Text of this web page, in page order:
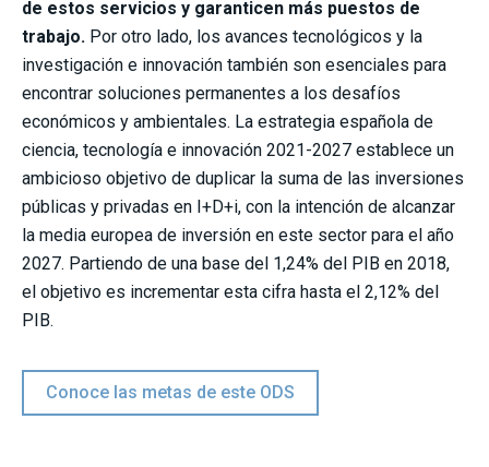
de estos servicios y garanticen más puestos de
trabajo. Por otro lado, los avances tecnológicos y la
investigación e innovación también son esenciales para
encontrar soluciones permanentes a los desafíos
económicos y ambientales. La estrategia española de
ciencia, tecnología e innovación 2021-2027 establece un
ambicioso objetivo de duplicar la suma de las inversiones
públicas y privadas en I+D+i, con la intención de alcanzar
la media europea de inversión en este sector para el año
2027. Partiendo de una base del 1,24% del PIB en 2018,
el objetivo es incrementar esta cifra hasta el 2,12% del
PIB.
Conoce las metas de este ODS